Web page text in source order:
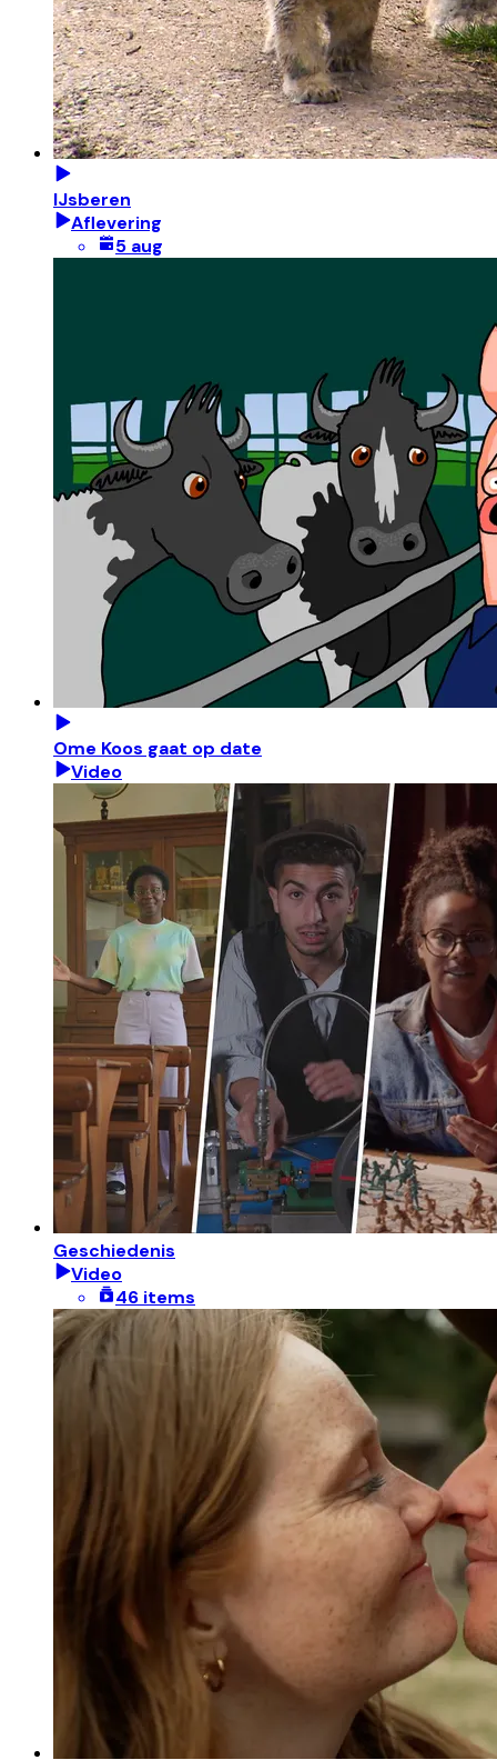
IJsberen
Aflevering
5 aug
Ome Koos gaat op date
Video
Geschiedenis
Video
46 items